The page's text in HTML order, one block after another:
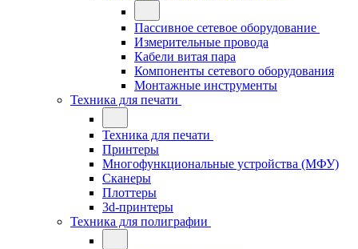
Пассивное сетевое оборудование
Измерительные провода
Кабели витая пара
Компоненты сетевого оборудования
Монтажные инструменты
Техника для печати
Техника для печати
Принтеры
Многофункциональные устройства (МФУ)
Сканеры
Плоттеры
3d-принтеры
Техника для полиграфии